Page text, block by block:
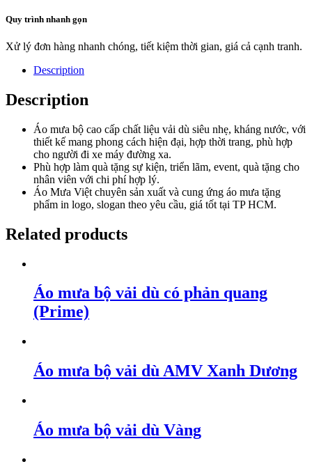
Quy trình nhanh gọn
Xử lý đơn hàng nhanh chóng, tiết kiệm thời gian, giá cả cạnh tranh.
Description
Description
Áo mưa bộ cao cấp chất liệu vải dù siêu nhẹ, kháng nước, với
thiết kế mang phong cách hiện đại, hợp thời trang, phù hợp
cho người đi xe máy đường xa.
Phù hợp làm quà tặng sự kiện, triển lãm, event, quà tặng cho
nhân viên với chi phí hợp lý.
Áo Mưa Việt chuyên sản xuất và cung ứng áo mưa tặng
phẩm in logo, slogan theo yêu cầu, giá tốt tại TP HCM.
Related products
Áo mưa bộ vải dù có phản quang
(Prime)
Áo mưa bộ vải dù AMV Xanh Dương
Áo mưa bộ vải dù Vàng